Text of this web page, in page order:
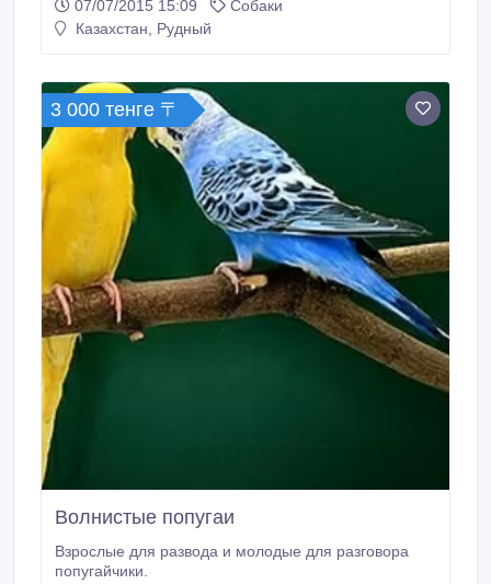
07/07/2015 15:09
Собаки
Казахстан, Рудный
3 000 тенге 〒
Волнистые попугаи
Взрослые для развода и молодые для разговора
попугайчики.